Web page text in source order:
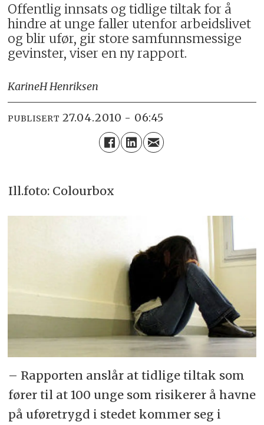
Offentlig innsats og tidlige tiltak for å
hindre at unge faller utenfor arbeidslivet
og blir ufør, gir store samfunnsmessige
gevinster, viser en ny rapport.
KarineH Henriksen
PUBLISERT 27.04.2010 - 06:45
Ill.foto: Colourbox
– Rapporten anslår at tidlige tiltak som
fører til at 100 unge som risikerer å havne
på uføretrygd i stedet kommer seg i